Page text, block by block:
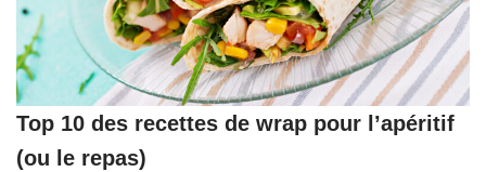
Top 10 des recettes de wrap pour l’apéritif
(ou le repas)